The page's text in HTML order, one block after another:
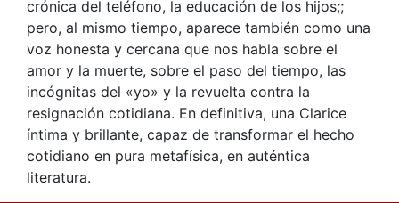
crónica del teléfono, la educación de los hijos;;
pero, al mismo tiempo, aparece también como una
voz honesta y cercana que nos habla sobre el
amor y la muerte, sobre el paso del tiempo, las
incógnitas del «yo» y la revuelta contra la
resignación cotidiana. En definitiva, una Clarice
íntima y brillante, capaz de transformar el hecho
cotidiano en pura metafísica, en auténtica
literatura.